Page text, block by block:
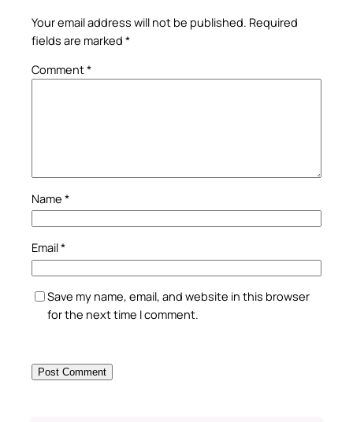
Your email address will not be published. Required
fields are marked *
Comment*
Name *
Email*
Save my name, email, and website in this browser
for the next time I comment.